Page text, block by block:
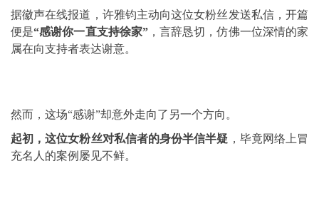
据徽声在线报道，许雅钧主动向这位女粉丝发送私信，开篇
便是“感谢你一直支持徐家”，言辞恳切，仿佛一位深情的家
属在向支持者表达谢意。
然而，这场“感谢”却意外走向了另一个方向。
起初，这位女粉丝对私信者的身份半信半疑 ，毕竟网络上冒
充名人的案例屡见不鲜。